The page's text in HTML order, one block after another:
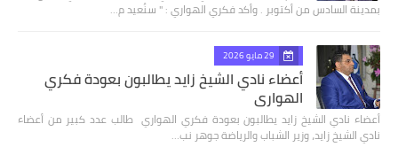
بمدينة السادس من أكتوبر . وأكد فكري الهواري : " سنُعيد م…
29 مايو 2026
أعضاء نادي الشيخ زايد يطالبون بعودة فكري
الهواري
أعضاء نادي الشيخ زايد يطالبون بعودة فكري الهواري طالب عدد كبير من أعضاء
نادي الشيخ زايد، وزير الشباب والرياضة جوهر نب…